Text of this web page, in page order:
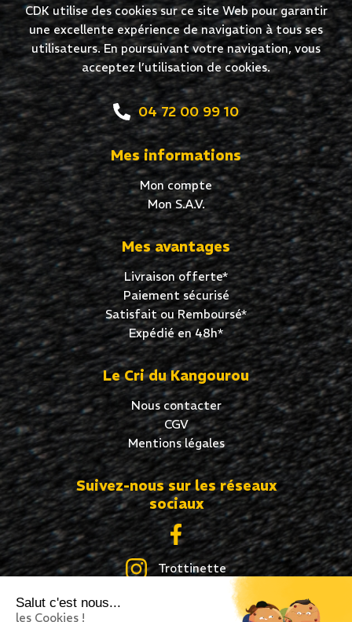
Salut c'est nous...
les Cookies !
CDK utilise des cookies sur ce site Web pour garantir
une excellente expérience de navigation à tous ses
utilisateurs. En poursuivant votre navigation, vous
acceptez l’utilisation de cookies.
04 72 00 99 10
Mes informations
Mon compte
Mon S.A.V.
Mes avantages
Livraison offerte*
Paiement sécurisé
Satisfait ou Remboursé*
Expédié en 48h*
Le Cri du Kangourou
Nous contacter
CGV
Mentions légales
Suivez-nous sur les réseaux
sociaux
Trottinette